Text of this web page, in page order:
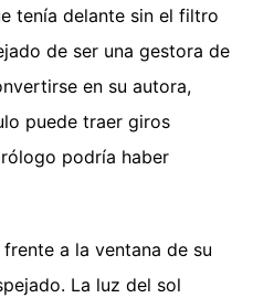
tenía delante sin el filtro
de ser una gestora de
en su autora,
puede traer giros
podría haber
a la ventana de su
La luz del sol